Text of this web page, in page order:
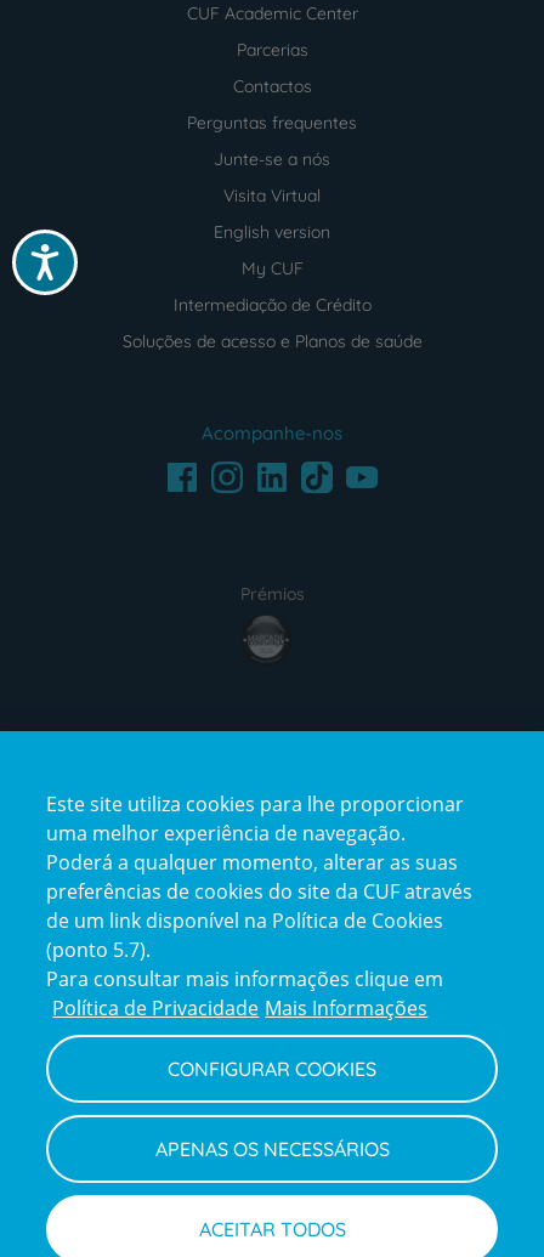
Acessibilidade
CUF Academic Center
Parcerias
Contactos
Perguntas frequentes
Junte-se a nós
Visita Virtual
English version
My CUF
Intermediação de Crédito
Soluções de acesso e Planos de saúde
Acompanhe-nos
FacebookInstagramLinkedInTikTokYoutube
Prémios
award4
certification2certification3
Reclamações
e
elogios
Policy
Política de Privacidade e Cookies
Termos e Condições
Declaração de Acessibilidade
Canal de Denúncias
Informações legais
Este site utiliza cookies para lhe proporcionar
uma melhor experiência de navegação.
Poderá a qualquer momento, alterar as suas
preferências de cookies do site da CUF através
de um link disponível na Política de Cookies
(ponto 5.7).
Para consultar mais informações clique em
Política de Privacidade Mais Informações
CONFIGURAR COOKIES
APENAS OS NECESSÁRIOS
ACEITAR TODOS